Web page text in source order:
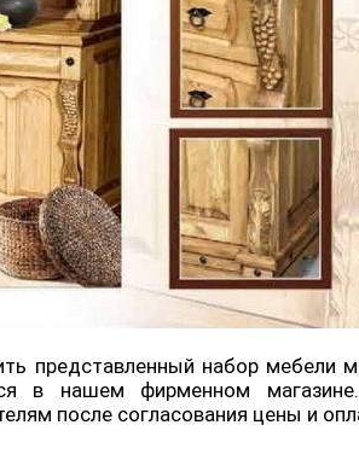
представленный набор мебели
в нашем фирменном
после согласования цены и